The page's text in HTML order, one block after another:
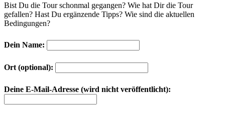
Bist Du die Tour schonmal gegangen? Wie hat Dir die Tour
gefallen? Hast Du ergänzende Tipps? Wie sind die aktuellen
Bedingungen?
Dein Name:
Ort (optional):
Deine E-Mail-Adresse (wird nicht veröffentlicht):